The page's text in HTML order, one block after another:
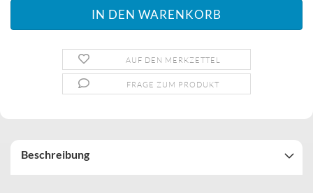
AUF DEN MERKZETTEL
FRAGE ZUM PRODUKT
Beschreibung